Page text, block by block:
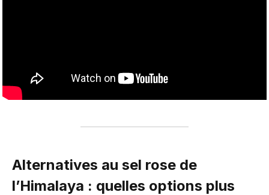
Alternatives au sel rose de
l’Himalaya : quelles options plus